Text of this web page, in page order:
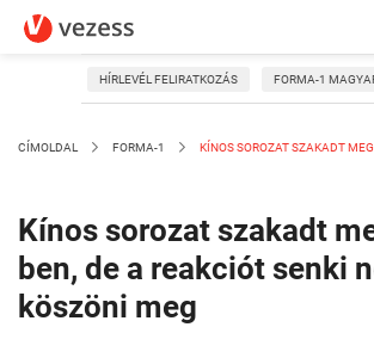
HÍRLEVÉL FELIRATKOZÁS FORMA-1
CÍMOLDAL FORMA-1 KÍNOS SOROZAT SZAKADT MEG
Kínos sorozat szakadt
ben, de a reakciót senki
köszöni meg